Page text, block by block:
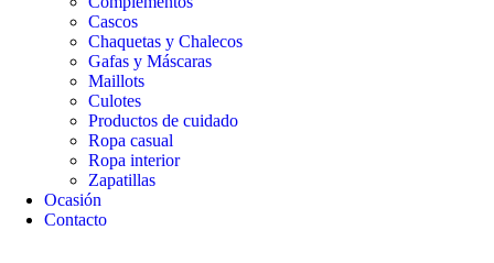
Cascos
Chaquetas y Chalecos
Gafas y Máscaras
Maillots
Culotes
Productos de cuidado
Ropa casual
Ropa interior
Zapatillas
Ocasión
Contacto